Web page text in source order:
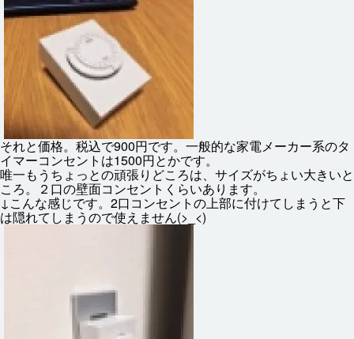
それと価格。 税込で900円です。 一般的な家電メーカー系のタ
イマーコンセントは1500円とかです。
唯一もうちょっとの頑張りどころは、サイズがちょい大きいと
ころ。２ 口の壁面コンセントくらいあります。
↓こんな感じです。2口コンセントの上部に付けてしまうと下
は隠れてしまうので使えません(>_<)